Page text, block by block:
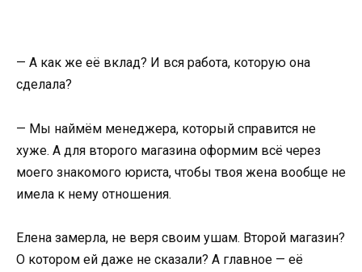
— А как же её вклад? И вся работа, которую она
сделала?
— Мы наймём менеджера, который справится не
хуже. А для второго магазина оформим всё через
моего знакомого юриста, чтобы твоя жена вообще не
имела к нему отношения.
Елена замерла, не веря своим ушам. Второй магазин?
О котором ей даже не сказали? А главное — её